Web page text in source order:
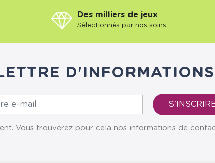
Des milliers de jeux
Sélectionnés par nos soins
D'INFORMATIONS
Vous trouverez pour cela nos informations de